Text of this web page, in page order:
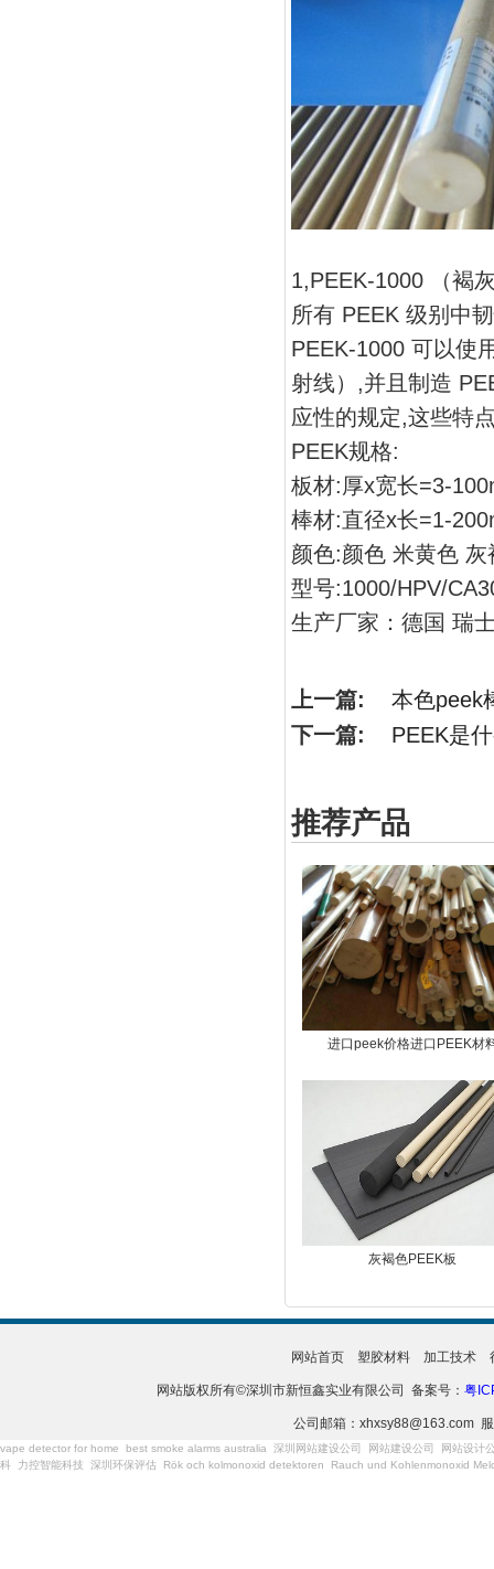
1,PEEK-1000 （褐
所有 PEEK 级别中
PEEK-1000 可以使
射线）,并且制造
应性的规定,这些特
PEEK规格:
板材:厚x宽长=3-
棒材:直径x长=1-
颜色:颜色 米黄色 灰
型号:1000/HPV/
生产厂家：德国 瑞
上一篇: 本色peek
下一篇: PEEK是
推荐产品
进口peek价格进口PEEK材
灰褐色PEEK板
网站首页 塑胶材料 加工技术
网站版权所有©深圳市新恒鑫实业有限公司 备案号： 粤
公司邮箱：xhxsy88@163.com
vape detector for home best smoke alarms australia 深圳网站建设公司 网站建设公司
网站设计
科
力控智能科技 深圳环保评估 Rök och kolmonoxid detektoren Rauch und Kohlenmonoxid